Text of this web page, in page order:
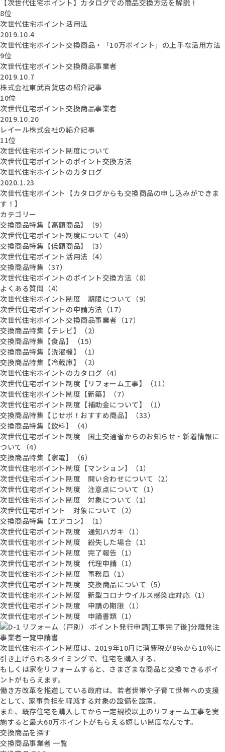
【次世代住宅ポイント】カタログでの商品交換方法を解説！
8位
次世代住宅ポイント活用法
2019.10.4
次世代住宅ポイント交換商品・「10万ポイント」の上手な活用方法
9位
次世代住宅ポイント交換商品事業者
2019.10.7
株式会社東武百貨店の紹介記事
10位
次世代住宅ポイント交換商品事業者
2019.10.20
レイール株式会社の紹介記事
11位
次世代住宅ポイント制度について
次世代住宅ポイントのポイント交換方法
次世代住宅ポイントのカタログ
2020.1.23
次世代住宅ポイント【カタログからも交換商品の申し込みができま
す！】
カテゴリー
交換商品特集【高額商品】（9）
次世代住宅ポイント制度について（49）
交換商品特集【低額商品】（3）
次世代住宅ポイント活用法（4）
交換商品特集（37）
次世代住宅ポイントのポイント交換方法（8）
よくある質問（4）
次世代住宅ポイント制度 期限について（9）
次世代住宅ポイントの申請方法（17）
次世代住宅ポイント交換商品事業者（17）
交換商品特集【テレビ】（2）
交換商品特集【食品】（15）
交換商品特集【洗濯機】（1）
交換商品特集【冷蔵庫】（2）
次世代住宅ポイントのカタログ（4）
次世代住宅ポイント制度【リフォーム工事】（11）
次世代住宅ポイント制度【新築】（7）
次世代住宅ポイント制度【補助金について】（1）
交換商品特集【じせポ！おすすめ商品】（33）
交換商品特集【飲料】（4）
次世代住宅ポイント制度 国土交通省からのお知らせ・新着情報に
ついて（4）
交換商品特集【家電】（6）
次世代住宅ポイント制度【マンション】（1）
次世代住宅ポイント制度 問い合わせについて（2）
次世代住宅ポイント制度 注意点について（1）
次世代住宅ポイント制度 対象について（1）
次世代住宅ポイント 対象について（2）
交換商品特集【エアコン】（1）
次世代住宅ポイント制度 通知ハガキ（1）
次世代住宅ポイント制度 紛失した場合（1）
次世代住宅ポイント制度 完了報告（1）
次世代住宅ポイント制度 代理申請（1）
次世代住宅ポイント制度 事務局（1）
次世代住宅ポイント制度 交換商品について（5）
次世代住宅ポイント制度 新型コロナウイルス感染症対応（1）
次世代住宅ポイント制度 申請の期限（1）
次世代住宅ポイント制度 申請書類（1）
次世代住宅ポイント制度は、2019年10月に消費税が8%から10％に
引き上げられるタイミングで、住宅を購入する、
もしくは家をリフォームすると、さまざまな商品と交換できるポイ
ントがもらえます。
働き方改革を推進している政府は、若者世帯や子育て世帯への支援
として、家事負担を軽減する対象の設備を設置、
また、既存住宅を購入してから一定規模以上のリフォーム工事を実
施すると最大60万ポイントがもらえる嬉しい制度なんです。
交換商品を探す
交換商品事業者 一覧